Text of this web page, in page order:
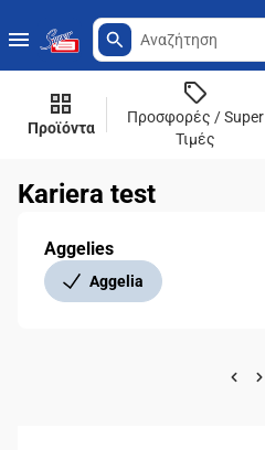
Προϊόντα
Προσφορές / Super
Τιμές
Kariera test
Aggelies
Aggelia